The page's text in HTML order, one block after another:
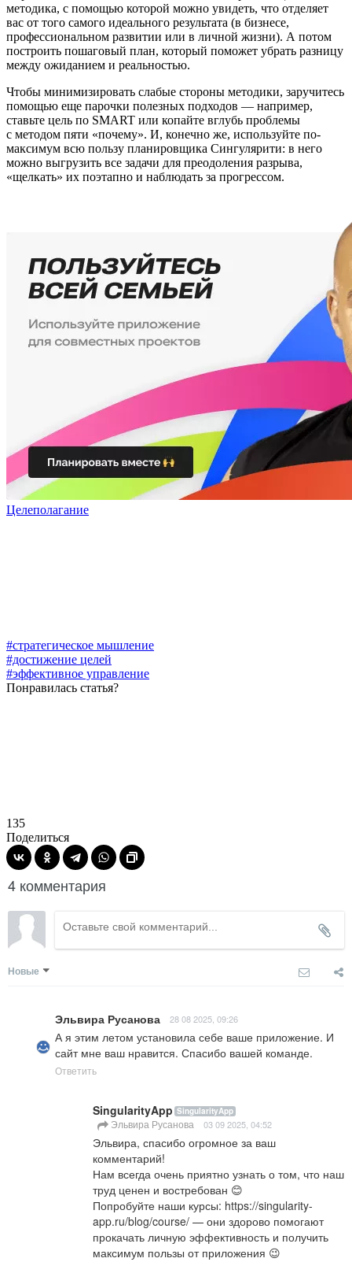
методика, с помощью которой можно увидеть, что отделяет
вас от того самого идеального результата (в бизнесе,
профессиональном развитии или в личной жизни). А потом
построить пошаговый план, который поможет убрать разницу
между ожиданием и реальностью.
Чтобы минимизировать слабые стороны методики, заручитесь
помощью еще парочки полезных подходов — например,
ставьте цель по SMART или копайте вглубь проблемы
с методом пяти «почему». И, конечно же, используйте по-
максимум всю пользу планировщика Сингулярити: в него
можно выгрузить все задачи для преодоления разрыва,
«щелкать» их поэтапно и наблюдать за прогрессом.
Целеполагание
#стратегическое мышление
#достижение целей
#эффективное управление
Понравилась статья?
135
Поделиться
4 комментария
Новые
Эльвира Русанова 28 08 2025, 09:26
А я этим летом установила себе ваше приложение. И
сайт мне ваш нравится. Спасибо вашей команде.
Ответить
SingularityApp SingularityApp
Эльвира Русанова 03 09 2025, 04:52
Эльвира, спасибо огромное за ваш
комментарий!
Нам всегда очень приятно узнать о том, что наш
труд ценен и востребован 😊
Попробуйте наши курсы: https://singularity-
app.ru/blog/course/ — они здорово помогают
прокачать личную эффективность и получить
максимум пользы от приложения 😉